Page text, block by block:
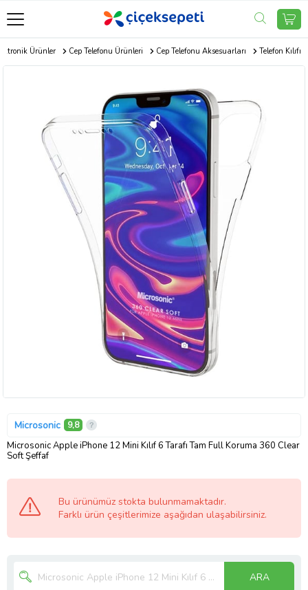
Ürünler Cep Telefonu Ürünleri Cep Telefonu Aksesuarları Telefon Kılıfı
Microsonic 9,8
Microsonic Apple iPhone 12 Mini Kılıf 6 Tarafı Tam Full Koruma 360 Clear
Soft Şeffaf
Bu ürünümüz stokta bulunmamaktadır.
Farklı ürün çeşitlerimize aşağıdan ulaşabilirsiniz.
ARA